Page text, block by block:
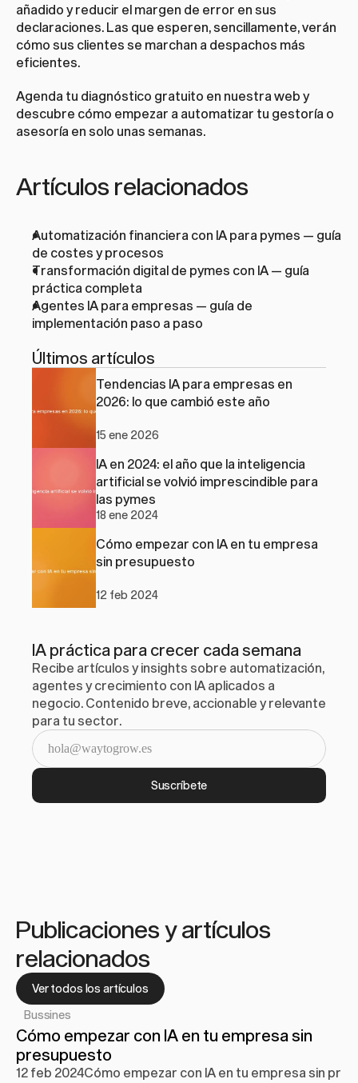
añadido y reducir el margen de error en sus
declaraciones. Las que esperen, sencillamente, verán
cómo sus clientes se marchan a despachos más
eficientes.
Agenda tu diagnóstico gratuito en nuestra web y
descubre cómo empezar a automatizar tu gestoría o
asesoría en solo unas semanas.
Artículos relacionados
Automatización financiera con IA para pymes — guía
de costes y procesos
Transformación digital de pymes con IA — guía
práctica completa
Agentes IA para empresas — guía de
implementación paso a paso
Últimos artículos
Tendencias IA para empresas en
2026: lo que cambió este año
15 ene 2026
IA en 2024: el año que la inteligencia
artificial se volvió imprescindible para
las pymes
18 ene 2024
Cómo empezar con IA en tu empresa
sin presupuesto
12 feb 2024
IA práctica para crecer cada semana
Recibe artículos y insights sobre automatización,
agentes y crecimiento con IA aplicados a
negocio. Contenido breve, accionable y relevante
para tu sector.
Suscríbete
Publicaciones y artículos
relacionados
Ver todos los artículos
Bussines
Cómo empezar con IA en tu empresa sin
presupuesto
12 feb 2024Cómo empezar con IA en tu empresa sin